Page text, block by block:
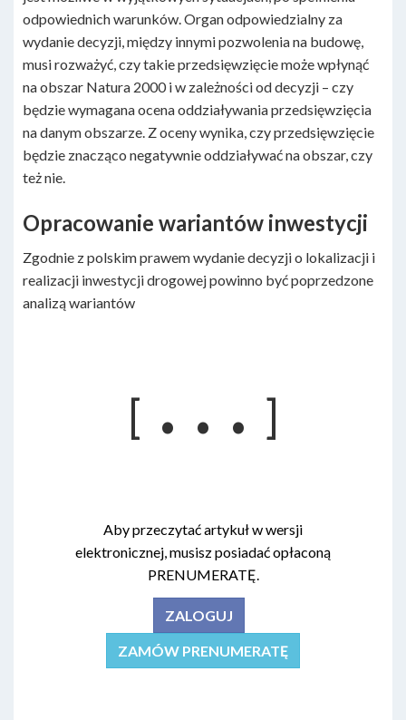
odpowiednich warunków. Organ odpowiedzialny za
wydanie decyzji, między innymi pozwolenia na budowę,
musi rozważyć, czy takie przedsięwzięcie może wpłynąć
na obszar Natura 2000 i w zależności od decyzji – czy
będzie wymagana ocena oddziaływania przedsięwzięcia
na danym obszarze. Z oceny wynika, czy przedsięwzięcie
będzie znacząco negatywnie oddziaływać na obszar, czy
też nie.
Opracowanie wariantów inwestycji
Zgodnie z polskim prawem wydanie decyzji o lokalizacji i
realizacji inwestycji drogowej powinno być poprzedzone
analizą wariantów
[ . . . ]
Aby przeczytać artykuł w wersji
elektronicznej, musisz posiadać opłaconą
PRENUMERATĘ.
ZALOGUJ
ZAMÓW PRENUMERATĘ